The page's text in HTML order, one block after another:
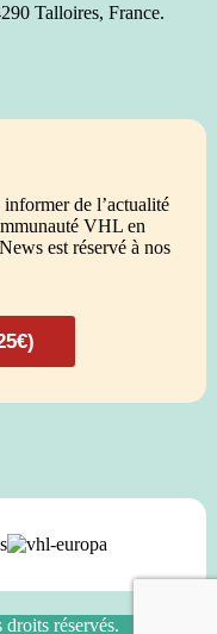
Talloires, France.
de l’actualité
VHL en
est réservé à nos
réservés.